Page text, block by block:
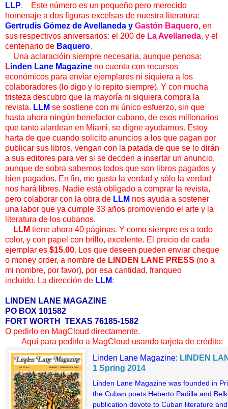
LLP.
Este número es un pequeño pero merecido
homenaje a dos figuras excelsas de nuestra literatura:
Gertrudis Gómez de Avellaneda y Gastón Baquero, en
sus respectivos aniversarios: el 200 de La Avellaneda, y el
centenario de Baquero.
Una aclaracióin siempre necesaria, aunque penosa:
Linden Lane Magazine no cuenta con recursos
económicos para enviar ejemplares ni siquiera a los
colaboradores (lo digo y lo repito siempre). Y con mucha
tristeza descubro que la mayoría ni siquiera compra la
revista. LLM se sostiene con mi único esfuerzo, sin que
hasta ahora ningún benefactor cubano, de esos millonarios
que tanto alardean en Miami, se digne ayudarnos. Estoy
harta de que cuando solicito anuncios a los que pagan por
publicar sus libros, vengan con la patada de que se lo dirán
a sus editores para ver si se decden a insertar un anuncio,
aunque de sobra sabemos todos que son libros pagados y
bien pagados. En fin, me gusta la verdad y sólo la verdad
nos hará libres. Nadie está obligado a comprar la revista,
pero colaborar con la obra de LLM nos ayuda a sostener
una labor que ya cumple 33 años promoviendo el arte y la
literatura de los cubanos.
LLM tiene ahora 40 páginas. Y como siempre es a todo
color, y con papel con brillo, excelente. El precio de cada
ejemplar es $15.00. Los que deseen pueden enviar cheque
o money order, a nombre de LINDEN LANE PRESS (no a
mi nombre, por favor), por esa cantidad, franqueo
incluido. La dirección de LLM:
LINDEN LANE MAGAZINE
PO BOX 101582
FORT WORTH TEXAS 76185-1582
O pedirlo en MagCloud directamente.
Aquí para pedirlo a MagCloud usando tarjeta de crédito:
Linden Lane Magazine: LINDEN
1 Spring 2014
Linden Lane Magazine was founded in
the Cuban poets Heberto Padilla and
publication devote to Cuban literature